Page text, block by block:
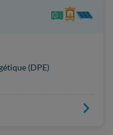
(DPE)